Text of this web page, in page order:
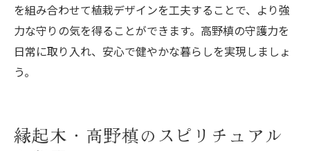
を組み合わせて植栽デザインを工夫することで、より強
力な守りの気を得ることができます。高野槙の守護力を
日常に取り入れ、安心で健やかな暮らしを実現しましょ
う。
縁起木・高野槙のスピリチュアル